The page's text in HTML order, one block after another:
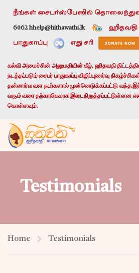
நீங்கள் சைபர்ஸ்பேஸில்
6062 hhelp@hithawathi.lk ஹிதவதி
பாதுகாப்பு எது சரி
கல்வி அமைச்சின் அனுமதியின் கீழ், ஹிதவதி
நடத்தப்படும் சைபர் பாதுகாப்பு விழிப்புணர்வு
தன்னார்வ வள நபர்களால் முன்னெடுக்கப்பட்டு வந்த இந்த
வரும் வரை தற்காலிகமாக இடைநிறுத்தப்பட்டுள்ளன
கொள்ளவும்.
Testimonials
Home Testimonials